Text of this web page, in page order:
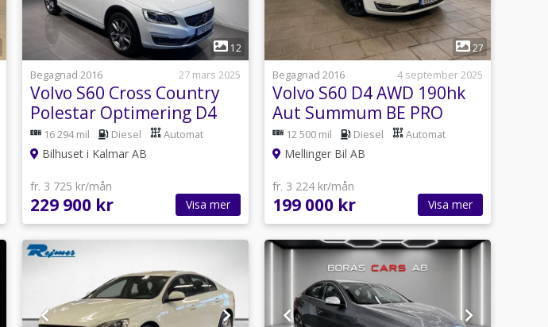
1
12
Begagnad 2016
27 mars 2025
Volvo S60 Cross Country
Polestar Optimering D4
AWD Geartronic Summum
Euro 6
16 294 mil Diesel Automat
Bilhuset i Kalmar AB
fr. 3 725 kr/mån
229 900 kr Visa mer
1
27
Begagnad 2016
4 september 2025
Volvo S60 D4 AWD 190hk
Aut Summum BE PRO
SE.SPEC
12 500 mil Diesel Automat
Mellinger Bil AB
fr. 3 224 kr/mån
199 000 kr Visa mer